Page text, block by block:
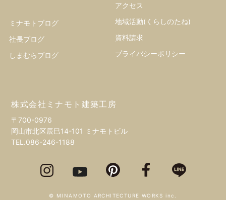
ミナモトブログ
社長ブログ
しまむらブログ
アクセス
地域活動(くらしのたね)
資料請求
プライバシーポリシー
株式会社ミナモト建築工房
〒700-0976
岡山市北区辰巳14-101 ミナモトビル
TEL.086-246-1188
© MINAMOTO ARCHITECTURE WORKS inc.